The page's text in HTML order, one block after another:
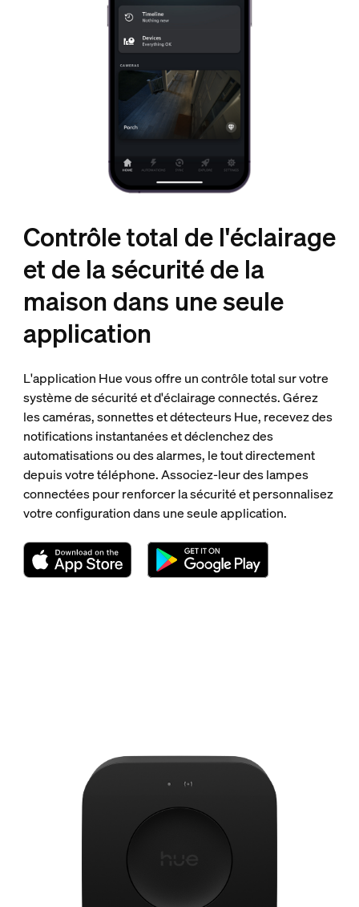
Contrôle total de l'éclairage
et de la sécurité de la
maison dans une seule
application
L'application Hue vous offre un contrôle total sur votre
système de sécurité et d'éclairage connectés. Gérez
les caméras, sonnettes et détecteurs Hue, recevez des
notifications instantanées et déclenchez des
automatisations ou des alarmes, le tout directement
depuis votre téléphone. Associez-leur des lampes
connectées pour renforcer la sécurité et personnalisez
votre configuration dans une seule application.